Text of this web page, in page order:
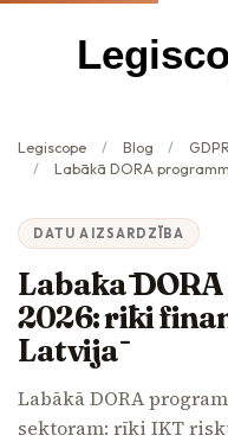
Legiscope Blog
Labākā DORA programmatūra
DATU AIZSARDZĪBA
Labākā
2026: rīki
Latvijā
Labākā DORA
sektoram: rīki IKT